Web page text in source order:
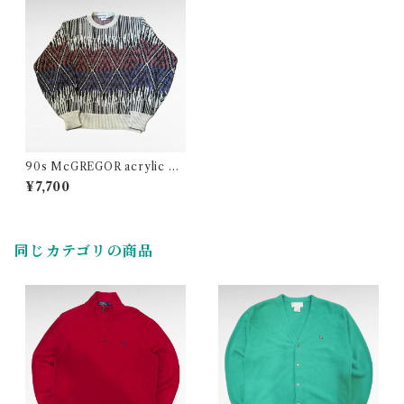
90s McGREGOR acrylic de
sign knit
¥7,700
同じカテゴリの商品